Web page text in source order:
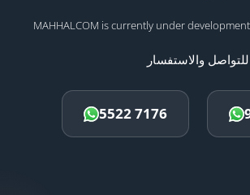
MAHHALCOM is currently under
للتواصل والاستفسار
5522 7176